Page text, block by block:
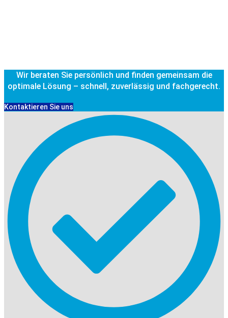
Wir beraten Sie persönlich und finden gemeinsam die
optimale Lösung – schnell, zuverlässig und fachgerecht.
Kontaktieren Sie uns